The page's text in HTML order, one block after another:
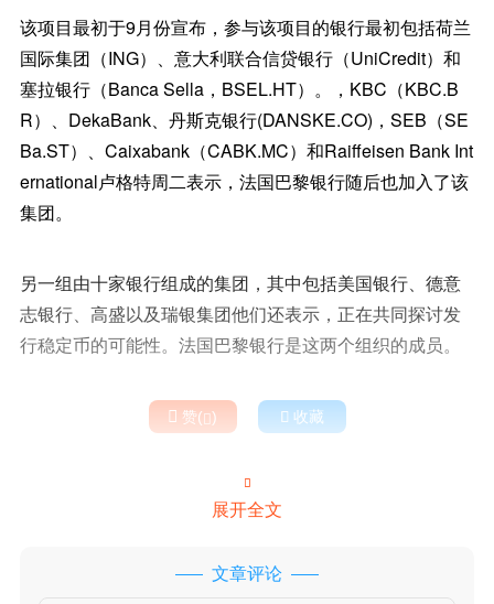
该项目最初于9月份宣布，参与该项目的银行最初包括荷兰
国际集团（ING）、意大利联合信贷银行（UniCredit）和
塞拉银行（Banca Sella，BSEL.HT）。，KBC（KBC.B
R）、DekaBank、丹斯克银行(DANSKE.CO)，SEB（SE
Ba.ST）、Caixabank（CABK.MC）和Raiffeisen Bank Int
ernational卢格特周二表示，法国巴黎银行随后也加入了该
集团。
另一组由十家银行组成的集团，其中包括美国银行、德意
志银行、高盛以及瑞银集团他们还表示，正在共同探讨发
行稳定币的可能性。法国巴黎银行是这两个组织的成员。
 赞()  收藏

展开全文
文章评论